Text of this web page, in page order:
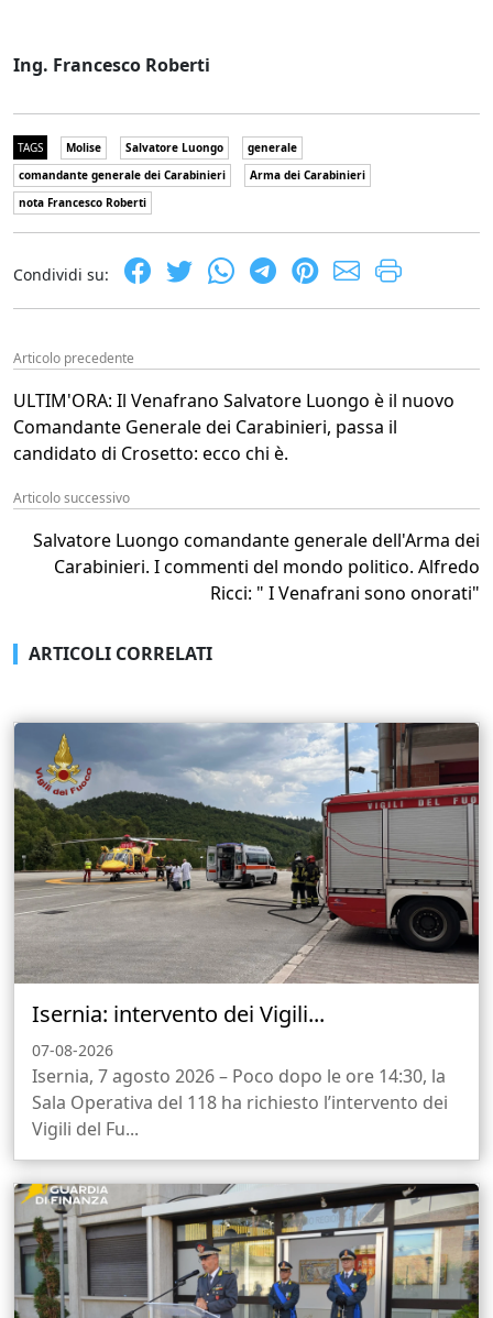
Ing. Francesco Roberti
TAGS Molise Salvatore Luongo
generale
comandante generale dei Carabinieri
Arma dei Carabinieri
nota Francesco Roberti
Condividi su:
Articolo precedente
ULTIM'ORA: Il Venafrano Salvatore Luongo è il nuovo
Comandante Generale dei Carabinieri, passa il
candidato di Crosetto: ecco chi è.
Articolo successivo
Salvatore Luongo comandante generale dell'Arma dei
Carabinieri. I commenti del mondo politico. Alfredo
Ricci: " I Venafrani sono onorati"
ARTICOLI CORRELATI
Isernia: intervento dei Vigili...
07-08-2026
Isernia, 7 agosto 2026 – Poco dopo le ore 14:30, la
Sala Operativa del 118 ha richiesto l’intervento dei
Vigili del Fu...